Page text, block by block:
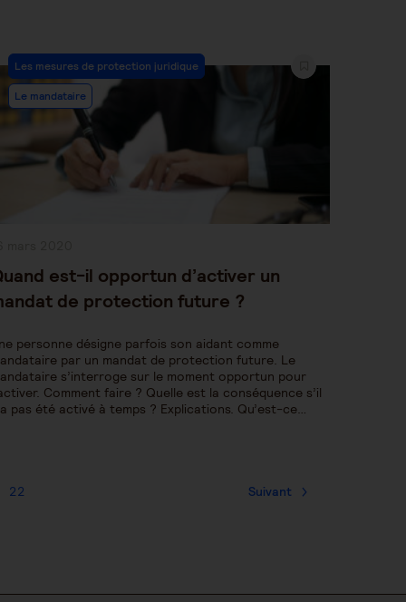
Post
Category:
Les mesures de protection juridique
Le mandataire
est-il opportun d’activer un
de protection future ?
personne désigne parfois son aidant comme
par un mandat de protection future. Le
s’interroge sur le moment opportun pour
Comment faire ? Quelle est la conséquence s’il
pas été activé à temps ? Explications. Qu’est-ce…
22 Suivant